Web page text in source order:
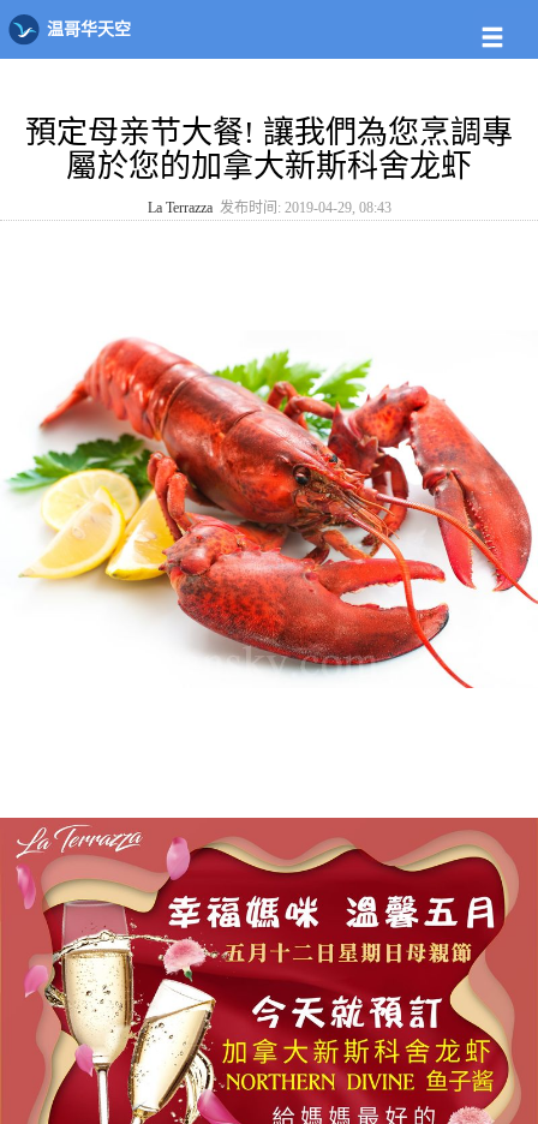
温哥华天空
大温店铺 大温菜板
預定母亲节大餐! 讓我們為您烹調專
屬於您的加拿大新斯科舍龙虾
La Terrazza 发布时间: 2019-04-29, 08:43